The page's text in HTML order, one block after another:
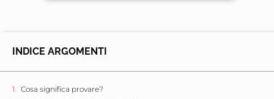
INDICE ARGOMENTI
Cosa significa provare?